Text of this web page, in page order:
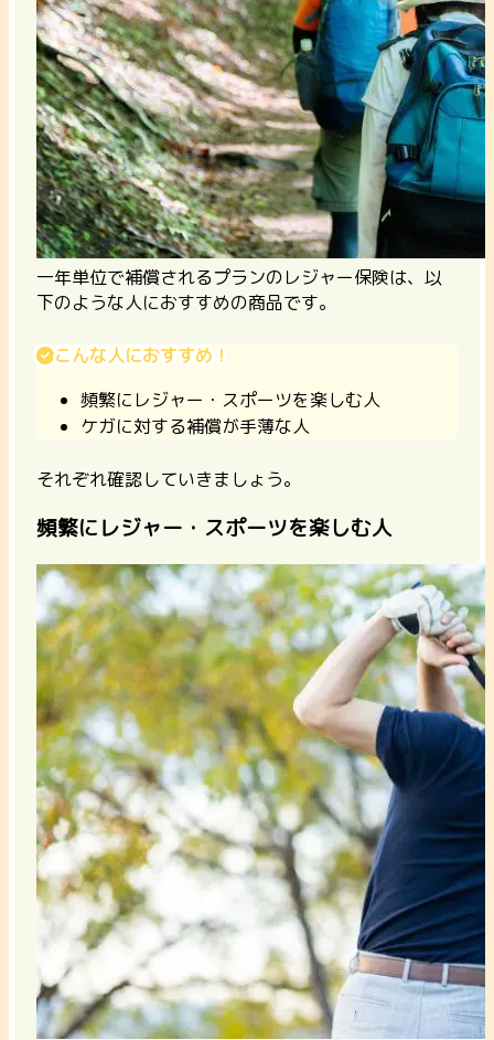
一年単位で補償されるプランのレジャー保険は、以
下のような人におすすめの商品です。
こんな人におすすめ！
頻繁にレジャー・スポーツを楽しむ人
ケガに対する補償が手薄な人
それぞれ確認していきましょう。
頻繁にレジャー・スポーツを楽しむ人